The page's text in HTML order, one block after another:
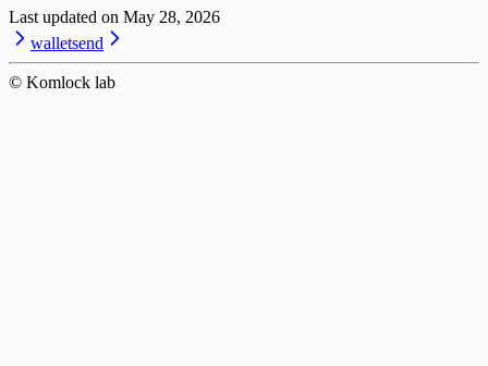
Last updated on May 28, 2026
walletsend
© Komlock lab